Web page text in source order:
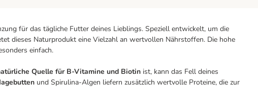
für das tägliche Futter deines Lieblings. Speziell entwickelt, um die
dieses Naturprodukt eine Vielzahl an wertvollen Nährstoffen. Die hohe
einfach.
Quelle für B-Vitamine und Biotin ist, kann das Fell deines
und Spirulina-Algen liefern zusätzlich wertvolle Proteine, die zur